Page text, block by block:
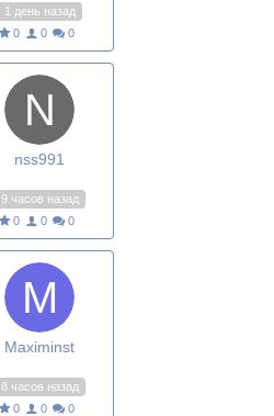
1 день назад
0
0 0
nss991
9 часов назад
0
0 0
Maximinst
8 часов назад
0
0 0